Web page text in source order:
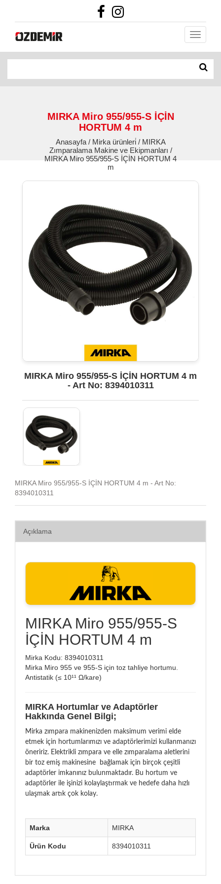
MIRKA Miro 955/955-S İÇİN
HORTUM 4 m
Anasayfa / Mirka ürünleri̇ / MIRKA
Zımparalama Makine ve Ekipmanları /
MIRKA Miro 955/955-S İÇİN HORTUM 4
m
MIRKA Miro 955/955-S İÇİN HORTUM 4 m
- Art No: 8394010311
MIRKA Miro 955/955-S İÇİN HORTUM 4 m - Art No:
8394010311
Açıklama
MIRKA Miro 955/955-S
İÇİN HORTUM 4 m
Mirka Kodu: 8394010311
Mirka Miro 955 ve 955-S için toz tahliye hortumu.
Antistatik (≤ 10¹¹ Ω/kare)
MIRKA Hortumlar ve Adaptörler
Hakkında Genel Bilgi;
Mirka zımpara makinenizden maksimum verimi elde
etmek için hortumlarımızı ve adaptörlerimizi kullanmanızı
öneririz. Elektrikli zımpara ve elle zımparalama aletlerini
bir toz emiş makinesine bağlamak için birçok çeşitli
adaptörler imkanınız bulunmaktadır. Bu hortum ve
adaptörler ile işinizi kolaylaştırmak ve hedefe daha hızlı
ulaşmak artık çok kolay.
Marka MIRKA
Ürün Kodu 8394010311